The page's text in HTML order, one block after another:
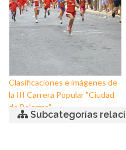
Clasificaciones e imágenes de
la III Carrera Popular "Ciudad
de Balerma"
Subcategorías